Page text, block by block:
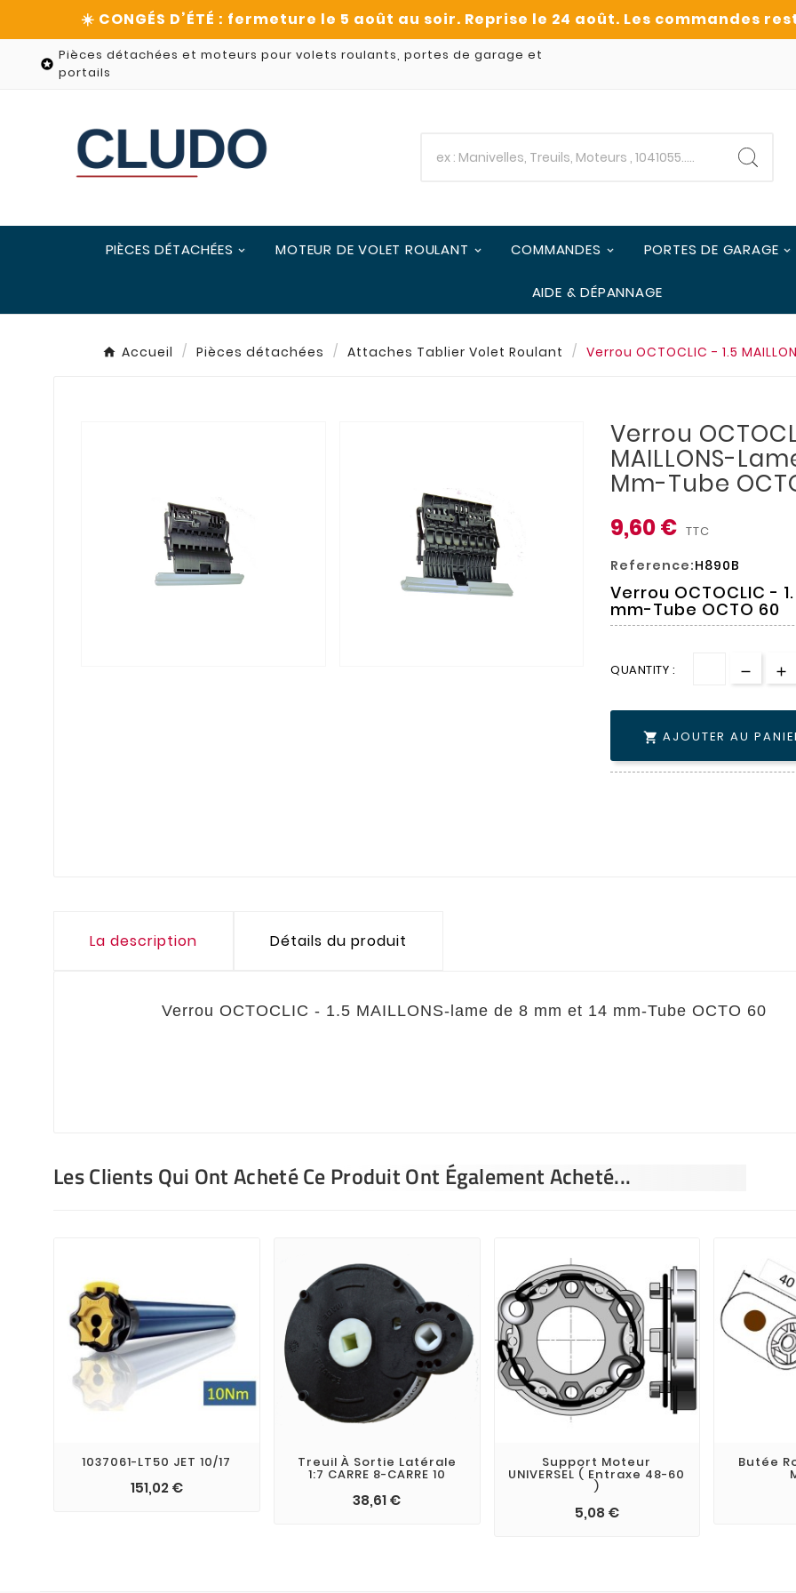

Pièces détachées et moteurs pour volets roulants, portes de garage et
portails
PIÈCES DÉTACHÉES MOTEUR DE VOLET ROULANT COMMANDES PORTES DE GARAGE
AIDE & DÉPANNAGE
Accueil Pièces détachées Attaches Tablier Volet Roulant Verrou OCTOCLIC - 1.5
Verrou
MAILLONS-
Mm-Tube
9,60 € TTC
Reference:H890B
Verrou OCTOCLIC -
mm-Tube OCTO 60
QUANTITY :
 AJOUTER AU
La description Détails du produit
Verrou OCTOCLIC - 1.5 MAILLONS-lame de 8 mm et 14 mm-Tube OCTO 60
Les Clients Qui Ont Acheté Ce Produit Ont Également Acheté...
1037061-LT50 JET 10/17
151,02 €
Treuil À Sortie Latérale
1:7 CARRE 8-CARRE 10
38,61 €
Support Moteur
UNIVERSEL ( Entraxe 48-60
)
5,08 €
Butée